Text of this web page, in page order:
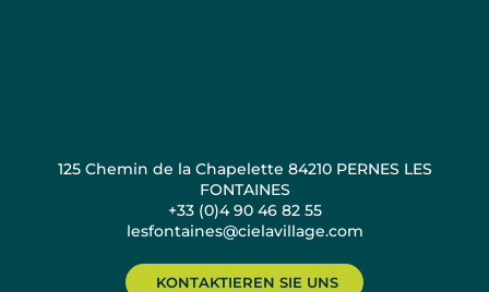
125 Chemin de la Chapelette 84210 PERNES LES
FONTAINES
+33 (0)4 90 46 82 55
lesfontaines@cielavillage.com
KONTAKTIEREN SIE UNS